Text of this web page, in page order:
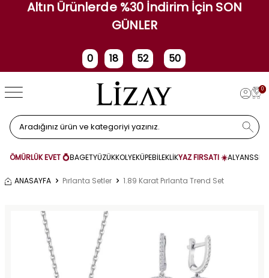
Altın Ürünlerde %30 İndirim İçin SON
GÜNLER
0
Gün
18
Saat
52 49
0
ÖMÜRLÜK EVET 💍BAGETYÜZÜKKOLYEKÜPEBİLEKLİKYAZ FIRSATI ☀️ALYANS
ANASAYFA Pırlanta Setler 1.89 Karat Pırlanta Trend Set